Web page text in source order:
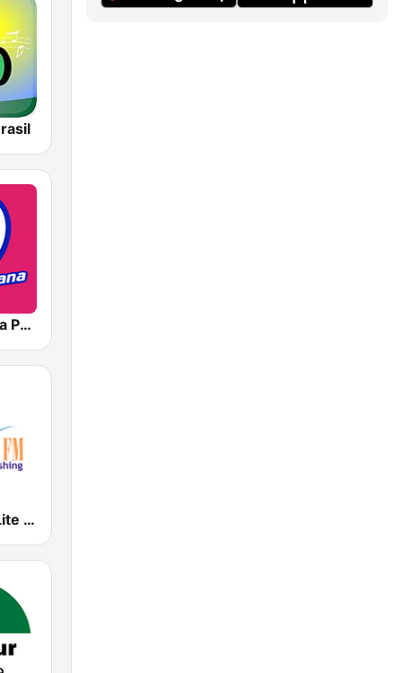
Metropolitana Pop
WLYF 101.5 Lite FM